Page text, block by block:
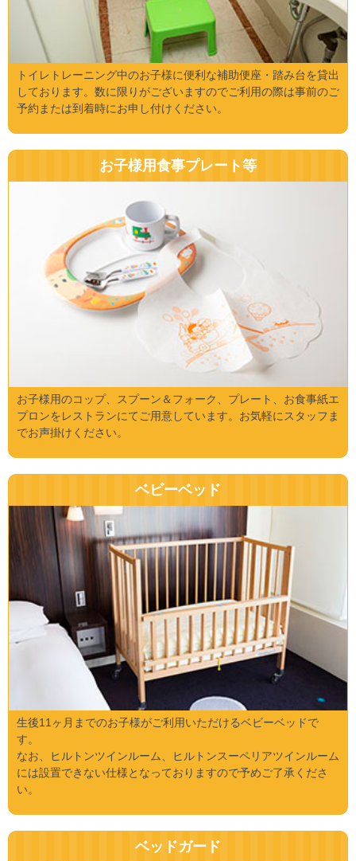
トイレトレーニング中のお子様に便利な補助便座・踏み台を貸出
しております。数に限りがございますのでご利用の際は事前のご
予約または到着時にお申し付けください。
お子様用食事プレート等
お子様用のコップ、スプーン＆フォーク、プレート、お食事紙エ
プロンをレストランにてご用意しています。お気軽にスタッフま
でお声掛けください。
ベビーベッド
生後11ヶ月までのお子様がご利用いただけるベビーベッドで
す。
なお、ヒルトンツインルーム、ヒルトンスーペリアツインルーム
には設置できない仕様となっておりますので予めご了承くださ
い。
ベッドガード